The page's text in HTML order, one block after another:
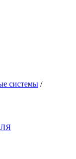
системы /